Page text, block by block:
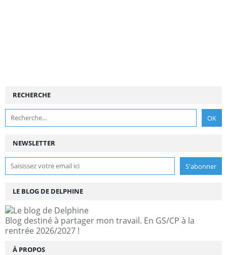
NEWSLETTER
RECHERCHE
LE BLOG DE DELPHINE
Blog destiné à partager mon travail. En GS/CP à la
rentrée 2026/2027 !
À PROPOS